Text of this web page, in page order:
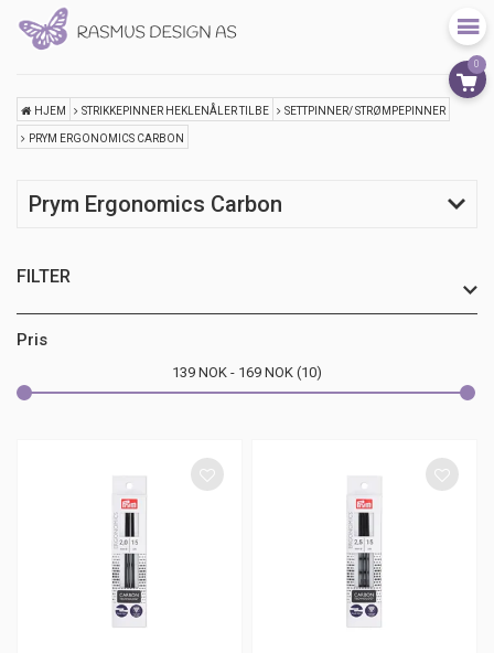
0
HJEM STRIKKEPINNER HEKLENÅLER TILBE SETTPINNER/ STRØMPEPINNER
PRYM ERGONOMICS CARBON
Prym Ergonomics Carbon
FILTER
Pris
139 NOK 169 NOK 10